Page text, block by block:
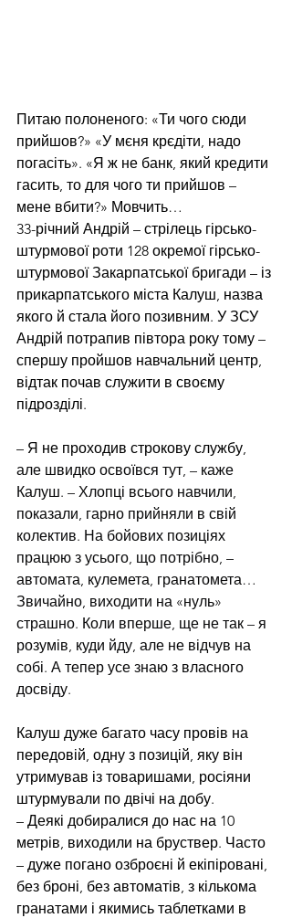
Питаю полоненого: «Ти чого сюди
прийшов?» «У мєня крєдіти, надо
погасіть». «Я ж не банк, який кредити
гасить, то для чого ти прийшов –
мене вбити?» Мовчить…
33-річний Андрій – стрілець гірсько-
штурмової роти 128 окремої гірсько-
штурмової Закарпатської бригади – із
прикарпатського міста Калуш, назва
якого й стала його позивним. У ЗСУ
Андрій потрапив півтора року тому –
спершу пройшов навчальний центр,
відтак почав служити в своєму
підрозділі.
– Я не проходив строкову службу,
але швидко освоївся тут, – каже
Калуш. – Хлопці всього навчили,
показали, гарно прийняли в свій
колектив. На бойових позиціях
працюю з усього, що потрібно, –
автомата, кулемета, гранатомета…
Звичайно, виходити на «нуль»
страшно. Коли вперше, ще не так – я
розумів, куди йду, але не відчув на
собі. А тепер усе знаю з власного
досвіду.
Калуш дуже багато часу провів на
передовій, одну з позицій, яку він
утримував із товаришами, росіяни
штурмували по двічі на добу.
– Деякі добиралися до нас на 10
метрів, виходили на бруствер. Часто
– дуже погано озброєні й екіпіровані,
без броні, без автоматів, з кількома
гранатами і якимись таблетками в